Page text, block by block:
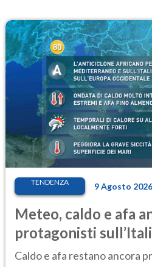
TENDENZA 9 Agosto 2026
Meteo, caldo e afa
protagonisti
Caldo e afa restano ancora